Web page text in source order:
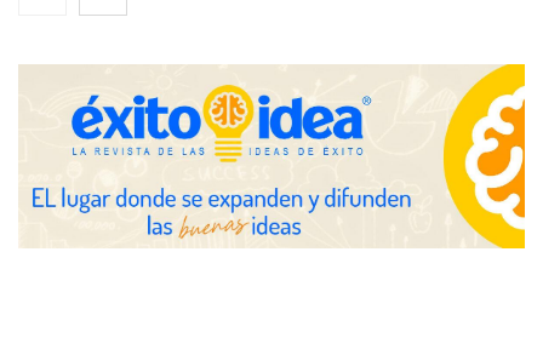
eclipse solar del 12 de agosto
Zoomex mejora su Strategy Center con herramientas
avanzadas para trading estratégico
COMPALISS de LYSOTRIC: cuando un solo producto multiplica
las posibilidades del salón profesional